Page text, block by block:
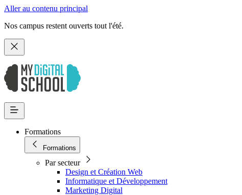
Aller au contenu principal
Nos campus restent ouverts tout l'été.
Formations
Formations
Par secteur
Design et Création Web
Informatique et Développement
Marketing Digital